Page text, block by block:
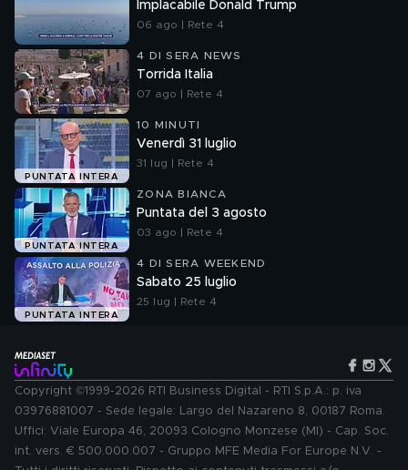
Implacabile Donald Trump
06 ago | Rete 4
4 DI SERA NEWS
Torrida Italia
07 ago | Rete 4
PUNTATA INTERA
10 MINUTI
Venerdì 31 luglio
31 lug | Rete 4
PUNTATA INTERA
ZONA BIANCA
Puntata del 3 agosto
03 ago | Rete 4
PUNTATA INTERA
4 DI SERA WEEKEND
Sabato 25 luglio
25 lug | Rete 4
Copyright ©1999-2026 RTI Business Digital - RTI S.p.A.: p. iva
03976881007 - Sede legale: Largo del Nazareno 8, 00187 Roma.
Uffici: Viale Europa 46, 20093 Cologno Monzese (MI) - Cap. Soc.
int. vers. € 500.000.007 - Gruppo MFE Media For Europe N.V. -